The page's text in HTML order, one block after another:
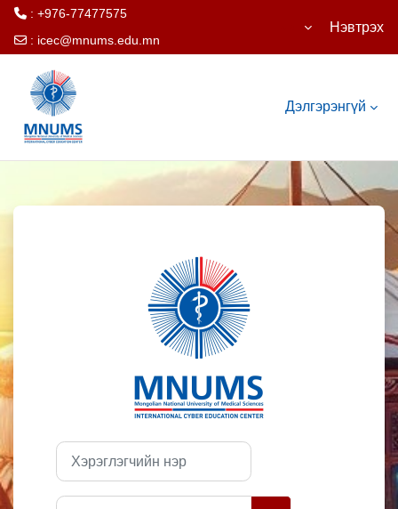
: +976-77477575
: icec@mnums.edu.mn
Нэвтрэх
Дэлгэрэнгүй
International
Хэрэглэгчийн нэр
Нууц үг